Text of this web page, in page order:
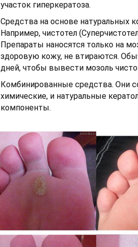
участок гиперкератоза.
Средства на основе натуральных
Например, чистотел
Препараты наносятся только на
здоровую кожу, не втираются.
дней, чтобы вывести мозоль
Комбинированные средства. Они
химические, и натуральные
компоненты.